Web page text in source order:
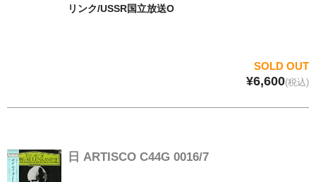
リンク/USSR国立放送O
SOLD OUT
¥6,600(税込)
日 ARTISCO C44G 0016/7